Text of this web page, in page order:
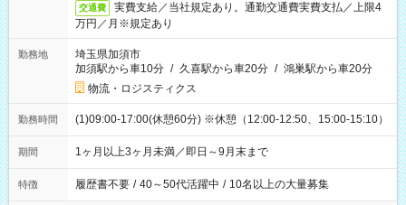
交通費
実費支給／当社規定あり。通勤交通費実費支払／上限4
万円／月※規定あり
勤務地
埼玉県加須市
加須駅から車10分 / 久喜駅から車20分 / 鴻巣駅から車20分
物流・ロジスティクス
勤務時間 (1)09:00-17:00(休憩60分) ※休憩（12:00-12:50、15:00-15:10）
期間 1ヶ月以上3ヶ月未満／即日～9月末まで
特徴 履歴書不要 / 40～50代活躍中 / 10名以上の大量募集